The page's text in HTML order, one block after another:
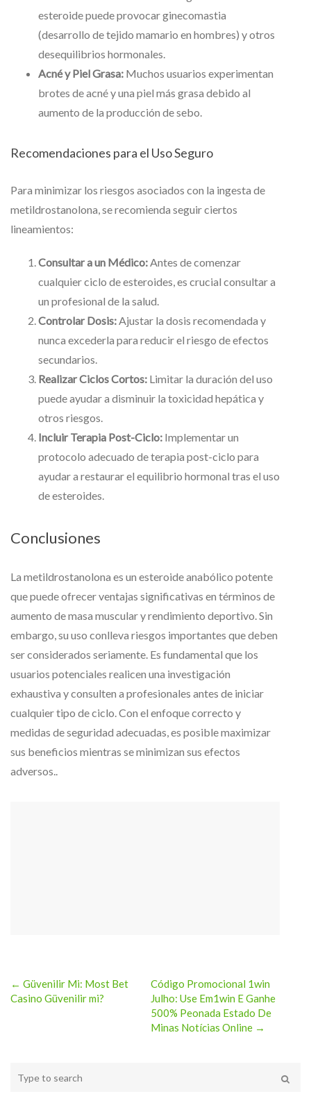
esteroide puede provocar ginecomastia
(desarrollo de tejido mamario en hombres) y otros
desequilibrios hormonales.
Acné y Piel Grasa: Muchos usuarios experimentan
brotes de acné y una piel más grasa debido al
aumento de la producción de sebo.
Recomendaciones para el Uso Seguro
Para minimizar los riesgos asociados con la ingesta de
metildrostanolona, se recomienda seguir ciertos
lineamientos:
Consultar a un Médico:Antes de comenzar
cualquier ciclo de esteroides, es crucial consultar a
un profesional de la salud.
Controlar Dosis:Ajustar la dosis recomendada y
nunca excederla para reducir el riesgo de efectos
secundarios.
Realizar Ciclos Cortos: Limitar la duración del uso
puede ayudar a disminuir la toxicidad hepática y
otros riesgos.
Incluir Terapia Post-Ciclo: Implementar un
protocolo adecuado de terapia post-ciclo para
ayudar a restaurar el equilibrio hormonal tras el uso
de esteroides.
Conclusiones
La metildrostanolona es un esteroide anabólico potente
que puede ofrecer ventajas significativas en términos de
aumento de masa muscular y rendimiento deportivo. Sin
embargo, su uso conlleva riesgos importantes que deben
ser considerados seriamente. Es fundamental que los
usuarios potenciales realicen una investigación
exhaustiva y consulten a profesionales antes de iniciar
cualquier tipo de ciclo. Con el enfoque correcto y
medidas de seguridad adecuadas, es posible maximizar
sus beneficios mientras se minimizan sus efectos
adversos..
Post
← Güvenilir Mi: Most Bet
Casino Güvenilir mi?
Código Promocional 1win
Julho: Use Em1win E Ganhe
500% Peonada Estado De
Minas Notícias Online →
your